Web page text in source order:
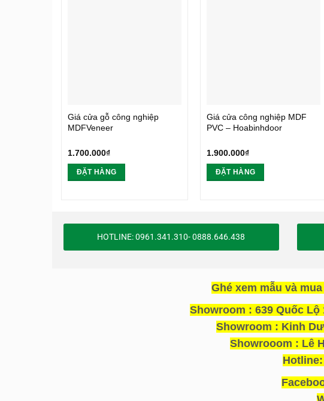
Giá cửa gỗ công nghiệp
MDFVeneer
1.700.000₫
ĐẶT HÀNG
Giá cửa công nghiệp MDF
PVC – Hoabinhdoor
1.900.000₫
ĐẶT HÀNG
HOTLINE: 0961.341.310- 0888.646.438
Ghé xem mẫu và
Showroom : 639 Quốc
Showroom : Kinh
Showrooom : Lê
Hotline: